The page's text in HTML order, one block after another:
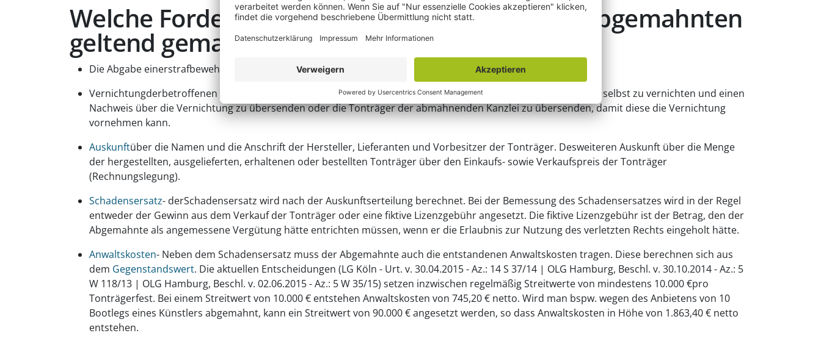
Welche Forderungen werden gegenüber den Abgemahnten
geltend gemacht?
Die Abgabe einerstrafbewehrten Unterlassungserklärung.
Vernichtungderbetroffenen Tonträger-der Abgemahnte wird aufgefordert die betroffenen Tonträger entweder selbst zu vernichten und einen
Nachweis über die Vernichtung zu übersenden oder die Tonträger der abmahnenden Kanzlei zu übersenden, damit diese die Vernichtung
vornehmen kann.
Auskunftüber die Namen und die Anschrift der Hersteller, Lieferanten und Vorbesitzer der Tonträger. Desweiteren Auskunft über die Menge
der hergestellten, ausgelieferten, erhaltenen oder bestellten Tonträger über den Einkaufs- sowie Verkaufspreis der Tonträger
(Rechnungslegung).
Schadensersatz- derSchadensersatz wird nach der Auskunftserteilung berechnet. Bei der Bemessung des Schadensersatzes wird in der Regel
entweder der Gewinn aus dem Verkauf der Tonträger oder eine fiktive Lizenzgebühr angesetzt. Die fiktive Lizenzgebühr ist der Betrag, den der
Abgemahnte als angemessene Vergütung hätte entrichten müssen, wenn er die Erlaubnis zur Nutzung des verletzten Rechts eingeholt hätte.
Anwaltskosten- Neben dem Schadensersatz muss der Abgemahnte auch die entstandenen Anwaltskosten tragen. Diese berechnen sich aus
dem Gegenstandswert. Die aktuellen Entscheidungen (LG Köln - Urt. v. 30.04.2015 - Az.: 14 S 37/14 | OLG Hamburg, Beschl. v. 30.10.2014 - Az.: 5
W 118/13 | OLG Hamburg, Beschl. v. 02.06.2015 - Az.: 5 W 35/15) setzen inzwischen regelmäßig Streitwerte von mindestens 10.000 €pro
Tonträgerfest. Bei einem Streitwert von 10.000 € entstehen Anwaltskosten von 745,20 € netto. Wird man bspw. wegen des Anbietens von 10
Bootlegs eines Künstlers abgemahnt, kann ein Streitwert von 90.000 € angesetzt werden, so dass Anwaltskosten in Höhe von 1.863,40 € netto
entstehen.